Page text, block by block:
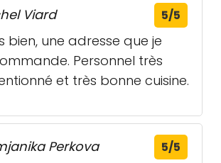
Viard 5/5
bien, une adresse que je
Personnel très
et très bonne cuisine.
Perkova 5/5